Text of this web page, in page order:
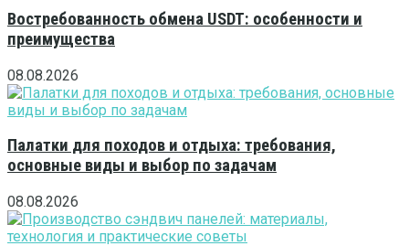
Востребованность обмена USDT: особенности и
преимущества
08.08.2026
Палатки для походов и отдыха: требования,
основные виды и выбор по задачам
08.08.2026